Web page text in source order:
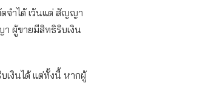
จำได้ เว้นแต่ สัญญา
า ผู้ขายมีสิทธิริบเงิน
เงินได้ แต่ทั้งนี้ หากผู้